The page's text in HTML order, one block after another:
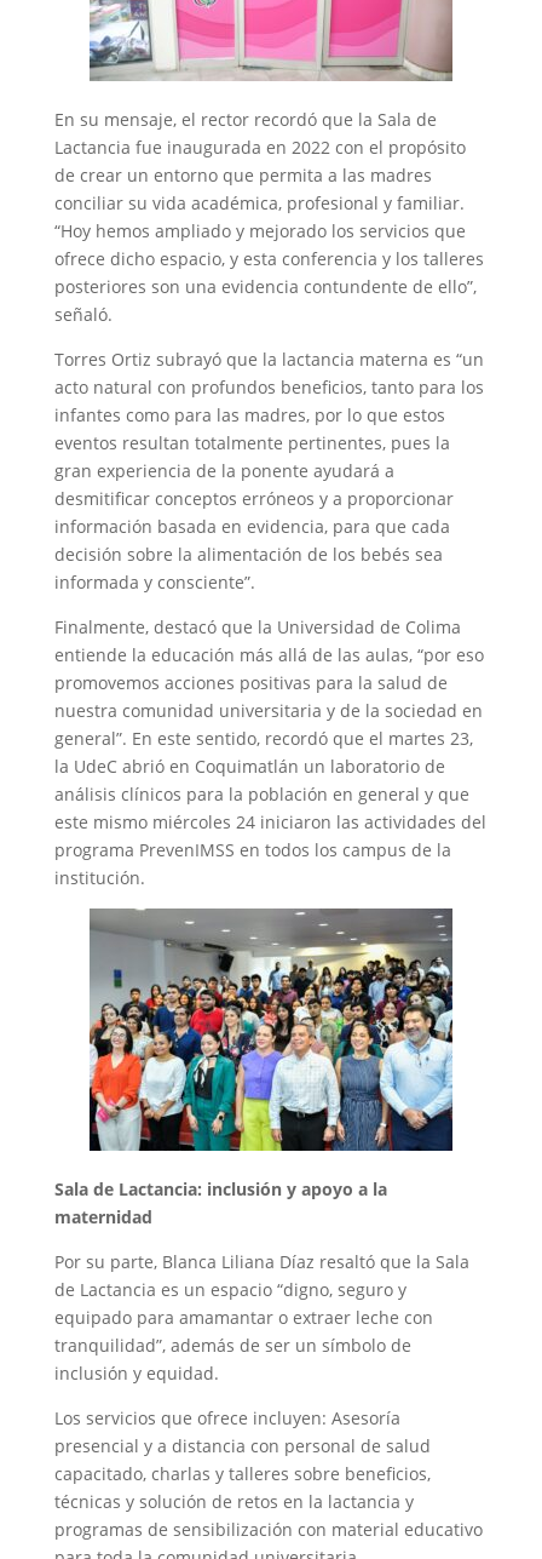
En su mensaje, el rector recordó que la Sala de
Lactancia fue inaugurada en 2022 con el propósito
de crear un entorno que permita a las madres
conciliar su vida académica, profesional y familiar.
“Hoy hemos ampliado y mejorado los servicios que
ofrece dicho espacio, y esta conferencia y los talleres
posteriores son una evidencia contundente de ello”,
señaló.
Torres Ortiz subrayó que la lactancia materna es “un
acto natural con profundos beneficios, tanto para los
infantes como para las madres, por lo que estos
eventos resultan totalmente pertinentes, pues la
gran experiencia de la ponente ayudará a
desmitificar conceptos erróneos y a proporcionar
información basada en evidencia, para que cada
decisión sobre la alimentación de los bebés sea
informada y consciente”.
Finalmente, destacó que la Universidad de Colima
entiende la educación más allá de las aulas, “por eso
promovemos acciones positivas para la salud de
nuestra comunidad universitaria y de la sociedad en
general”. En este sentido, recordó que el martes 23,
la UdeC abrió en Coquimatlán un laboratorio de
análisis clínicos para la población en general y que
este mismo miércoles 24 iniciaron las actividades del
programa PrevenIMSS en todos los campus de la
institución.
Sala de Lactancia: inclusión y apoyo a la
maternidad
Por su parte, Blanca Liliana Díaz resaltó que la Sala
de Lactancia es un espacio “digno, seguro y
equipado para amamantar o extraer leche con
tranquilidad”, además de ser un símbolo de
inclusión y equidad.
Los servicios que ofrece incluyen: Asesoría
presencial y a distancia con personal de salud
capacitado, charlas y talleres sobre beneficios,
técnicas y solución de retos en la lactancia y
programas de sensibilización con material educativo